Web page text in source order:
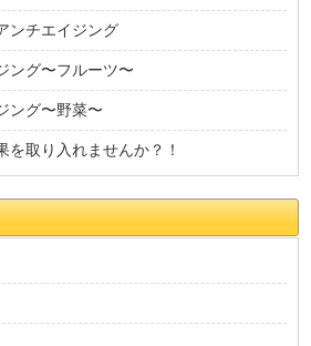
ンチエイジング
ング〜フルーツ〜
ング〜野菜〜
を取り入れませんか？！